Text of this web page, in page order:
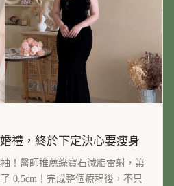
禮，終於下定決心要瘦身
！醫師推薦綠寶石減脂雷射，第
0.5cm！完成整個療程後，不只